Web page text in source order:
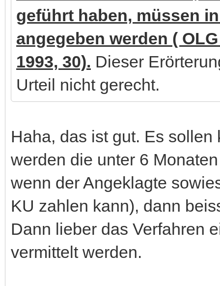
geführt haben, müssen
angegeben werden (
1993, 30). Dieser
Urteil nicht gerecht.
Haha, das ist gut. Es
werden die unter 6
wenn der Angeklagte
KU zahlen kann), dann
Dann lieber das Verfahren
vermittelt werden.